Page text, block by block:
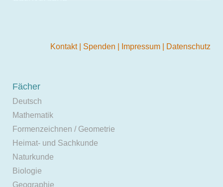
Kontakt Spenden Impressum Datenschutz
Fächer
Deutsch
Mathematik
Formenzeichnen / Geometrie
Heimat- und Sachkunde
Naturkunde
Biologie
Geographie